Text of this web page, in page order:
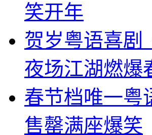
笑开年
贺岁粤语喜剧
夜场江湖燃爆
春节档唯一粤
售罄满座爆笑